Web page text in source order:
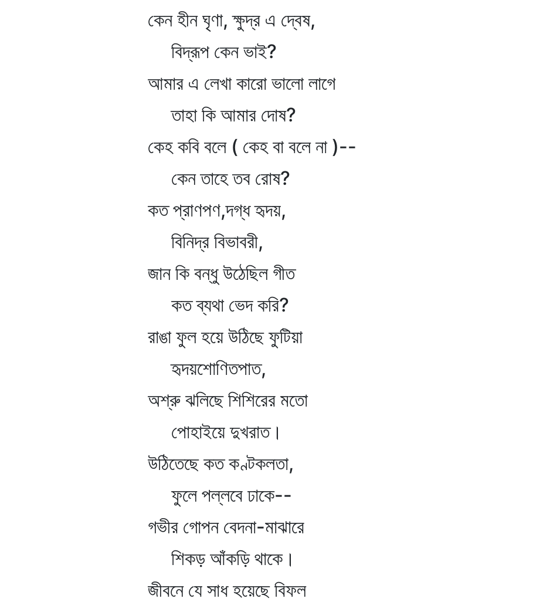
কেন হীন ঘৃণা, ক্ষুদ্র এ দ্বেষ,
বিদ্রূপ কেন ভাই?
আমার এ লেখা কারো ভালো লাগে
তাহা কি আমার দোষ?
কেহ কবি বলে ( কেহ বা বলে না )--
কেন তাহে তব রোষ?
কত প্রাণপণ,দগ্ধ হৃদয়,
বিনিদ্র বিভাবরী,
জান কি বন্ধু উঠেছিল গীত
কত ব্যথা ভেদ করি?
রাঙা ফুল হয়ে উঠিছে ফুটিয়া
হৃদয়শোণিতপাত,
অশ্রু ঝলিছে শিশিরের মতো
পোহাইয়ে দুখরাত।
উঠিতেছে কত কণ্টকলতা,
ফুলে পল্লবে ঢাকে--
গভীর গোপন বেদনা-মাঝারে
শিকড় আঁকড়ি থাকে।
জীবনে যে সাধ হয়েছে বিফল